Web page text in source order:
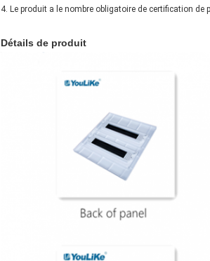
4. Le produit a le nombre obligatoire de certification
Détails de produit